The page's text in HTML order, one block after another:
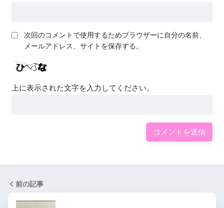
次回のコメントで使用するためブラウザーに自分の名前、
メールアドレス、サイトを保存する。
上に表示された文字を入力してください。
前の記事